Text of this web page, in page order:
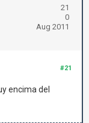
21
0
Aug 2011
#21
encima del